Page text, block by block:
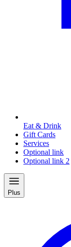
Eat & Drink
Gift Cards
Services
Optional link
Optional link 2
Plus